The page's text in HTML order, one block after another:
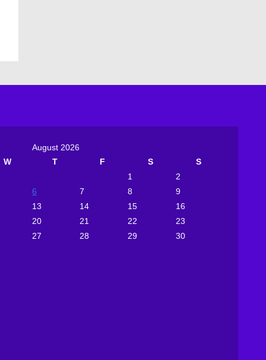
August 2026
W
T F S
S
1
2
6
7 8
9
13
14 15
16
20
21 22
23
27
28 29 30